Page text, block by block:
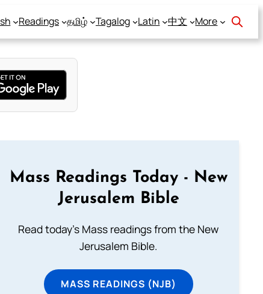
Readings தமிழ் Tagalog Latin 中文 More
Mass Readings Today - New
Jerusalem Bible
Read today's Mass readings from the New
Jerusalem Bible.
MASS READINGS (NJB)